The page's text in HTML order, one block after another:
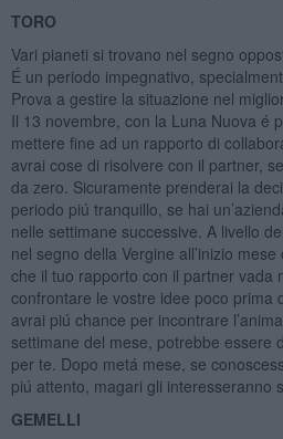
TORO
Vari pianeti si trovano nel segno
É un periodo impegnativo,
Prova a gestire la situazione nel
Il 13 novembre, con la Luna Nuova é
mettere fine ad un rapporto di
avrai cose di risolvere con il partner,
da zero. Sicuramente prenderai la
periodo piú tranquillo, se hai
nelle settimane successive. A livello
nel segno della Vergine all’inizio
che il tuo rapporto con il partner vada
confrontare le vostre idee poco prima
avrai piú chance per incontrare
settimane del mese, potrebbe essere
per te. Dopo metá mese, se
piú attento, magari gli interesseranno
GEMELLI